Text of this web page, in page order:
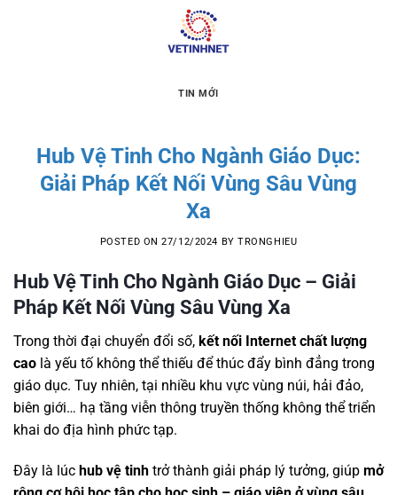
TIN MỚI
Hub Vệ Tinh Cho Ngành Giáo Dục:
Giải Pháp Kết Nối Vùng Sâu Vùng
Xa
POSTED ON27/12/2024 BYTRONGHIEU
Hub Vệ Tinh Cho Ngành Giáo Dục – Giải
Pháp Kết Nối Vùng Sâu Vùng Xa
Trong thời đại chuyển đổi số, kết nối Internet chất lượng
cao là yếu tố không thể thiếu để thúc đẩy bình đẳng trong
giáo dục. Tuy nhiên, tại nhiều khu vực vùng núi, hải đảo,
biên giới… hạ tầng viễn thông truyền thống không thể triển
khai do địa hình phức tạp.
Đây là lúc hub vệ tinh trở thành giải pháp lý tưởng, giúp mở